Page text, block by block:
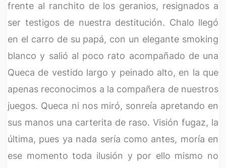
frente al ranchito de los geranios, resignados a
ser testigos de nuestra destitución. Chalo llegó
en el carro de su papá, con un elegante smoking
blanco y salió al poco rato acompañado de una
Queca de vestido largo y peinado alto, en la que
apenas reconocimos a la compañera de nuestros
juegos. Queca ni nos miró, sonreía apretando en
sus manos una carterita de raso. Visión fugaz, la
última, pues ya nada sería como antes, moría en
ese momento toda ilusión y por ello mismo no